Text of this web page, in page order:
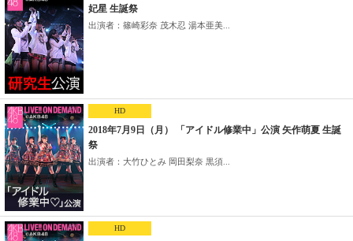
妃星 生誕祭
出演者：篠崎彩奈 茂木忍 湯本亜美...
HD
2018年7月9日（月） 「アイドル修業中」公演 矢作萌夏 生誕
祭
出演者：大竹ひとみ 岡田梨奈 黒須...
HD